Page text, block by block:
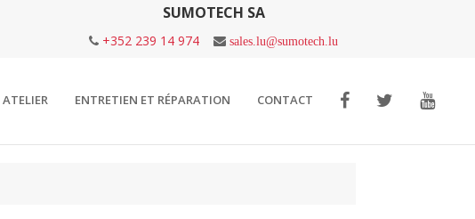
SUMOTECH SA
+352 239 14 974 sales.lu@sumotech.lu
ATELIER ENTRETIEN ET RÉPARATION CONTACT